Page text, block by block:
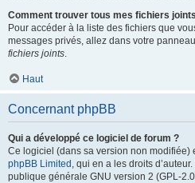
Comment trouver tous mes fichiers
Pour accéder à la liste des fichiers que
messages privés, allez dans votre
fichiers joints.
Haut
Concernant phpBB
Qui a développé ce logiciel de forum ?
Ce logiciel (dans sa version non modifiée)
phpBB Limited , qui en a les droits
publique générale GNU version 2 (GPL-